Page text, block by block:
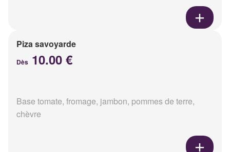
Piza savoyarde
Dès 10.00 €
Base tomate, fromage, jambon, pommes de terre,
chèvre